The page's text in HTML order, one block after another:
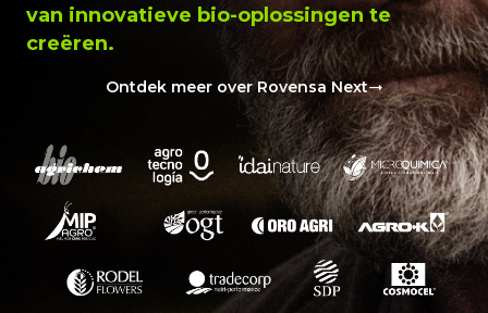
van innovatieve bio-oplossingen te
creëren.
Ontdek meer over Rovensa Next